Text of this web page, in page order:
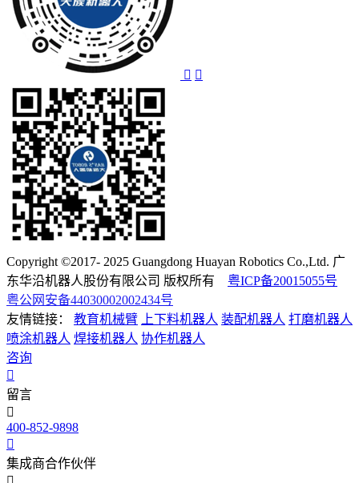
Copyright ©2017- 2025 Guangdong Huayan Robotics Co.,Ltd. 广
东华沿机器人股份有限公司 版权所有 粤ICP备20015055号
粤公网安备44030002002434号
友情链接：
教育机械臂 上下料机器人 装配机器人 打磨机器人
喷涂机器人 焊接机器人 协作机器人
咨询
留言
400-852-9898
集成商合作伙伴